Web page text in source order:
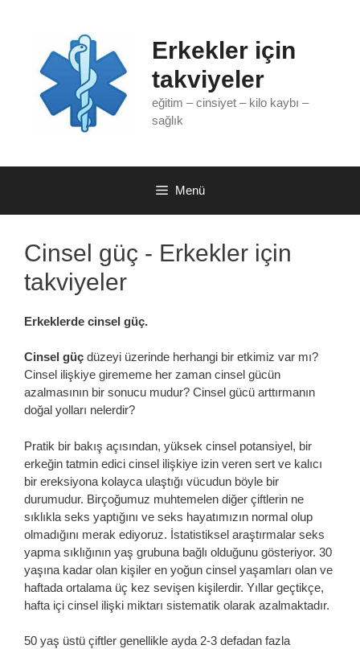
Erkekler için
takviyeler
eğitim – cinsiyet – kilo kaybı –
sağlık
Menü
Cinsel güç - Erkekler için
takviyeler
Erkeklerde cinsel güç.
Cinsel güç düzeyi üzerinde herhangi bir etkimiz var mı?
Cinsel ilişkiye girememe her zaman cinsel gücün
azalmasının bir sonucu mudur? Cinsel gücü arttırmanın
doğal yolları nelerdir?
Pratik bir bakış açısından, yüksek cinsel potansiyel, bir
erkeğin tatmin edici cinsel ilişkiye izin veren sert ve kalıcı
bir ereksiyona kolayca ulaştığı vücudun böyle bir
durumudur. Birçoğumuz muhtemelen diğer çiftlerin ne
sıklıkla seks yaptığını ve seks hayatımızın normal olup
olmadığını merak ediyoruz. İstatistiksel araştırmalar seks
yapma sıklığının yaş grubuna bağlı olduğunu gösteriyor. 30
yaşına kadar olan kişiler en yoğun cinsel yaşamları olan ve
haftada ortalama üç kez sevişen kişilerdir. Yıllar geçtikçe,
hafta içi cinsel ilişki miktarı sistematik olarak azalmaktadır.
50 yaş üstü çiftler genellikle ayda 2-3 defadan fazla